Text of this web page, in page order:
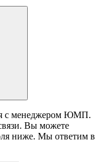
с менеджером ЮМП.
Вы можете
ниже. Mы ответим в